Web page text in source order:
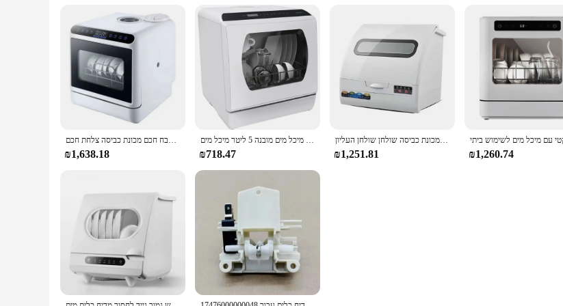
מכונת כביסה צלחת ניידת מיני מגירה מדיח כלים מכונת חיטוי שולחן העליון מטבח חכם מכונת כביסה צלחת חכם oem
₪1,638.18
מדיח כלים חם, 5 תוכניות כביסה מיני מדיח כלים עם מיכל מים מובנה 5 ליטר מיכל מים
₪718.47
משטח מיני מדיח כלים אוטומטית נייד קומפקטי נייד נייד נייד נייד קומפקטי מכונת כביסה שולחן שולחן העליון
₪1,251.81 ₪1,260.74